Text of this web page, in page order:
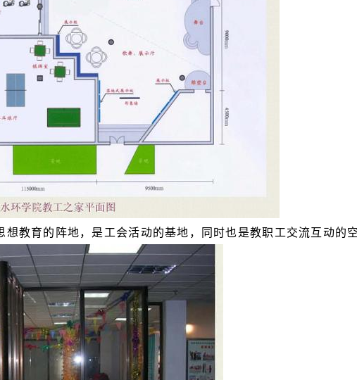
教育的阵地，是工会活动的基地，同时也是教职工交流互动的空